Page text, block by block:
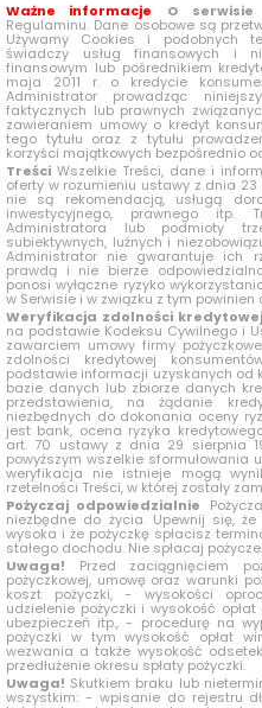
Ważne informacje O serwisie
Regulaminu. Dane osobowe są
Używamy Cookies i podobnych
świadczy usług finansowych i
finansowym lub pośrednikiem
maja 2011 r. o kredycie
Administrator prowadząc
faktycznych lub prawnych
zawieraniem umowy o kredyt
tego tytułu oraz z tytułu
korzyści majątkowych bezpośrednio
Treści Wszelkie Treści, dane i
oferty w rozumieniu ustawy z dnia
nie są rekomendacją, usługą
inwestycyjnego, prawnego itp.
Administratora lub podmioty
subiektywnych, luźnych i
Administrator nie gwarantuje ich
prawdą i nie bierze
ponosi wyłączne ryzyko
w Serwisie i w związku z tym
Weryfikacja zdolności kredytowej
na podstawie Kodeksu Cywilnego i
zawarciem umowy firmy
zdolności kredytowej
podstawie informacji uzyskanych od
bazie danych lub zbiorze danych
przedstawienia, na żądanie
niezbędnych do dokonania oceny
jest bank, ocena ryzyka
art. 70 ustawy z dnia 29 sierpnia
powyższym wszelkie sformułowania
weryfikacja nie istnieje mogą
rzetelności Treści, w której zostały
Pożyczaj odpowiedzialnie
niezbędne do życia. Upewnij się,
wysoka i że pożyczkę spłacisz
stałego dochodu. Nie spłacaj
Uwaga! Przed zaciągnięciem
pożyczkowej, umowę oraz warunki
koszt pożyczki, - wysokości
udzielenie pożyczki i wysokość
ubezpieczeń itp., - procedurę na
pożyczki w tym wysokość opłat
wezwania a także wysokość
przedłużenie okresu spłaty pożyczki.
Uwaga! Skutkiem braku lub
wszystkim: - wpisanie do rejestru